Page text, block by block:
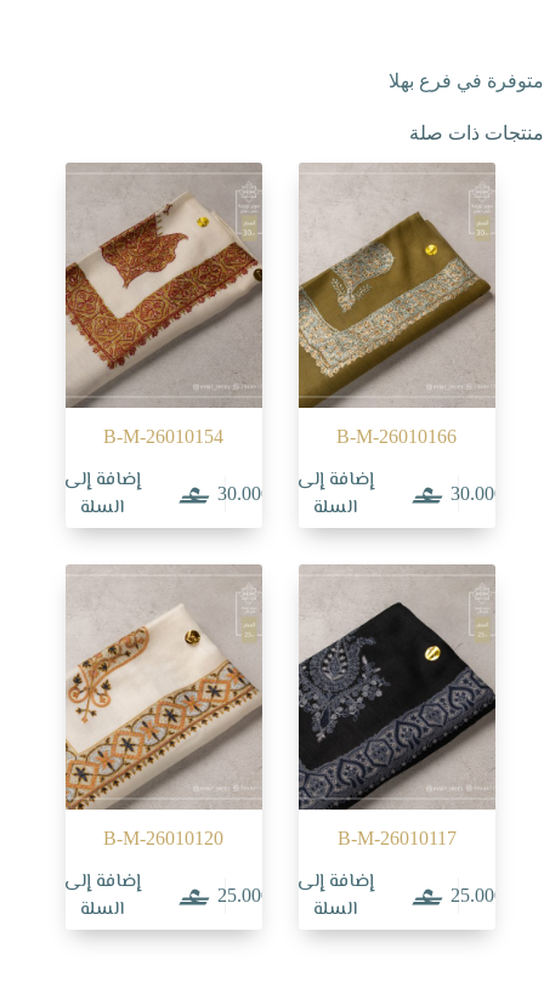
متوفرة في فرع بهلا
منتجات ذات صلة
B-M-26010166
30.000
إضافة إلى
السلة
B-M-26010154
30.000
إضافة إلى
السلة
B-M-26010117
25.000
إضافة إلى
السلة
B-M-26010120
25.000
إضافة إلى
السلة